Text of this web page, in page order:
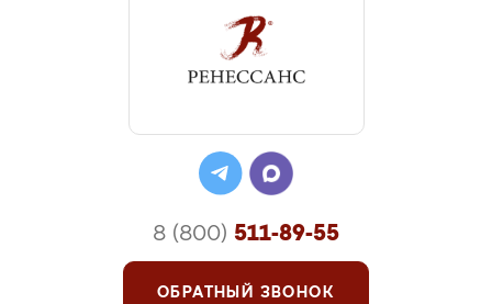
8 (800) 511-89-55
ОБРАТНЫЙ ЗВОНОК